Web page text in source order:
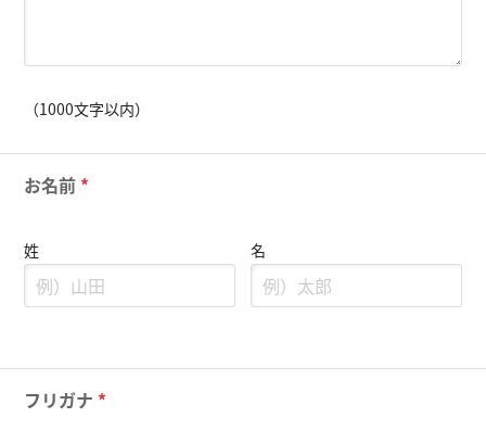
（1000文字以内）
お名前 *
姓 名
フリガナ *